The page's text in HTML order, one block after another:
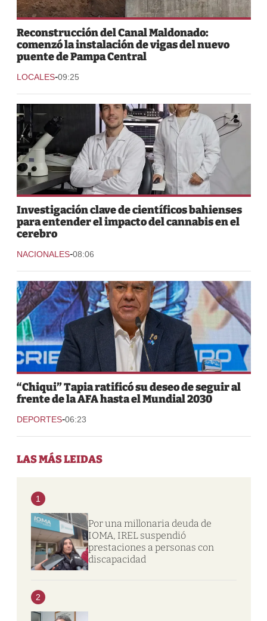
Reconstrucción del Canal Maldonado:
comenzó la instalación de vigas del nuevo
puente de Pampa Central
LOCALES-09:25
Investigación clave de científicos bahienses
para entender el impacto del cannabis en el
cerebro
NACIONALES-08:06
“Chiqui” Tapia ratificó su deseo de seguir al
frente de la AFA hasta el Mundial 2030
DEPORTES-06:23
LAS MÁS LEIDAS
1
Por una millonaria deuda de
IOMA, IREL suspendió
prestaciones a personas con
discapacidad
2